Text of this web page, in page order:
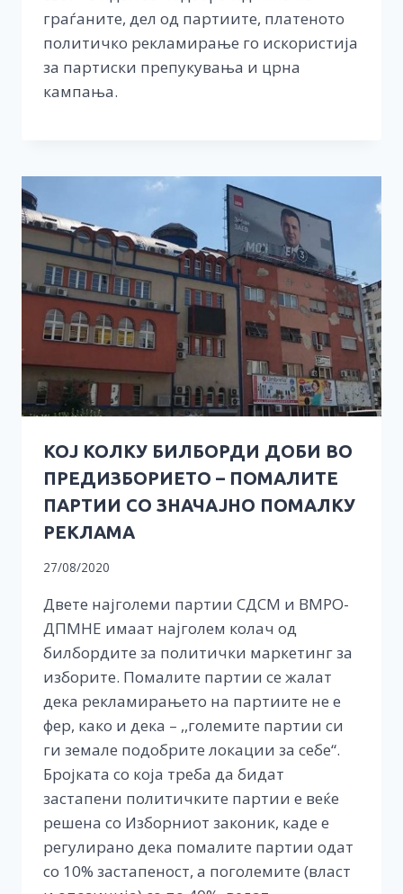
граѓаните, дел од партиите, платеното
политичко рекламирање го искористија
за партиски препукувања и црна
кампања.
КОЈ КОЛКУ БИЛБОРДИ ДОБИ ВО
ПРЕДИЗБОРИЕТО – ПОМАЛИТЕ
ПАРТИИ СО ЗНАЧАЈНО ПОМАЛКУ
РЕКЛАМА
27/08/2020
Двете најголеми партии СДСМ и ВМРО-
ДПМНЕ имаат најголем колач од
билбордите за политички маркетинг за
изборите. Помалите партии се жалат
дека рекламирањето на партиите не е
фер, како и дека – ,,големите партии си
ги земале подобрите локации за себе“.
Бројката со која треба да бидат
застапени политичките партии е веќе
решена со Изборниот законик, каде е
регулирано дека помалите партии одат
со 10% застапеност, а поголемите (власт